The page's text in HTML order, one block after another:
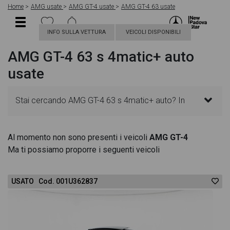
Home AMG usate AMG GT-4 usate AMG GT-4 63 usate
INFO SULLA VETTURA VEICOLI DISPONIBILI
AMG GT-4 63 s 4matic+ auto
usate
Stai cercando AMG GT-4 63 s 4matic+ auto? In
acquistare un veicolo AMG usato. Le schede
veicolo sono dettagliate e sempre aggiornate in
Al momento non sono presenti i veicoli AMG GT-4
Ma ti possiamo proporre i seguenti veicoli
USATO Cod. 001U362837